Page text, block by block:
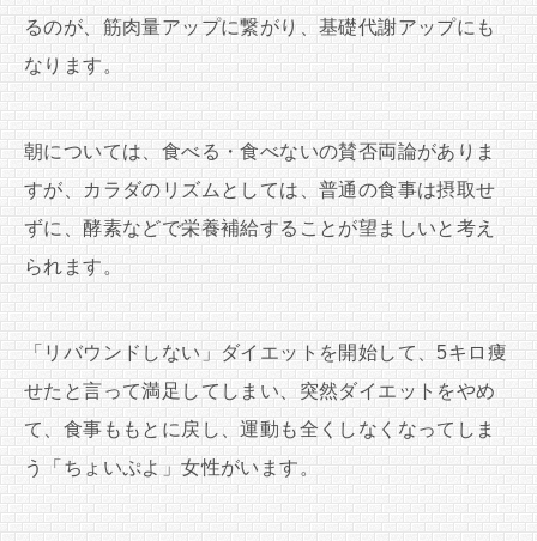
るのが、筋肉量アップに繋がり、基礎代謝アップにも
なります。
朝については、食べる・食べないの賛否両論がありま
すが、カラダのリズムとしては、普通の食事は摂取せ
ずに、酵素などで栄養補給することが望ましいと考え
られます。
「リバウンドしない」ダイエットを開始して、5キロ痩
せたと言って満足してしまい、突然ダイエットをやめ
て、食事ももとに戻し、運動も全くしなくなってしま
う「ちょいぷよ」女性がいます。